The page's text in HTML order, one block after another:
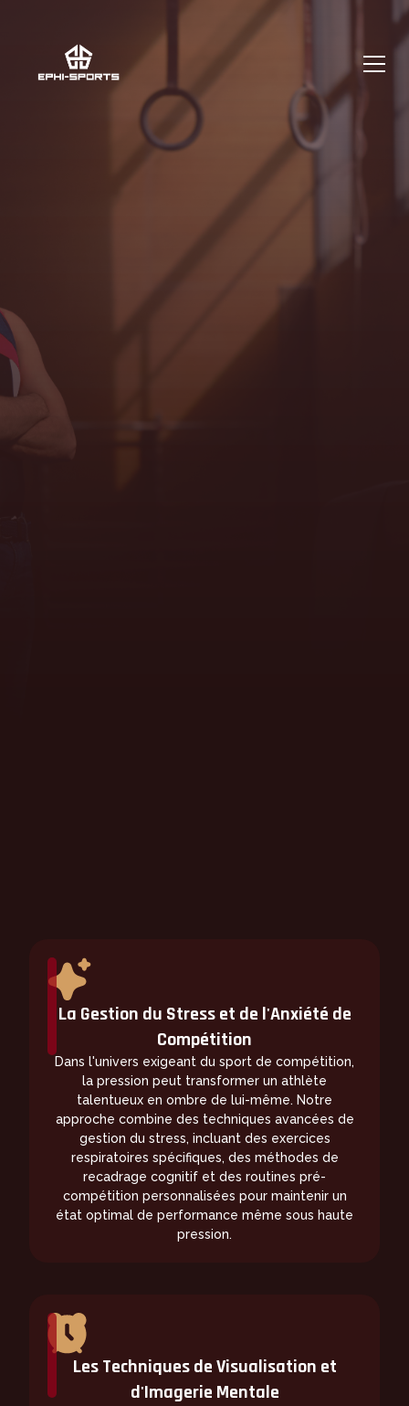
PRÉPARATION MENTALE
DANS LE SPORT : DÉVELO
PPEZ VOTRE PLEIN POTE
La Gestion du Stress et de l'Anxiété de
Compétition
Dans l'univers exigeant du sport de compétition,
la pression peut transformer un athlète
talentueux en ombre de lui-même. Notre
approche combine des techniques avancées de
gestion du stress, incluant des exercices
respiratoires spécifiques, des méthodes de
recadrage cognitif et des routines pré-
compétition personnalisées pour maintenir un
état optimal de performance même sous haute
pression.
Les Techniques de Visualisation et
d'Imagerie Mentale